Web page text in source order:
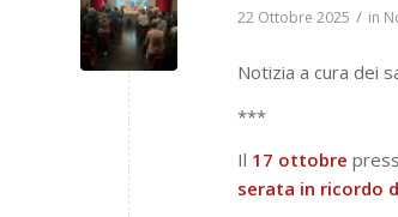
22 Ottobre 2025 / in
Notizia a cura dei
***
Il 17 ottobre
serata in ricordo